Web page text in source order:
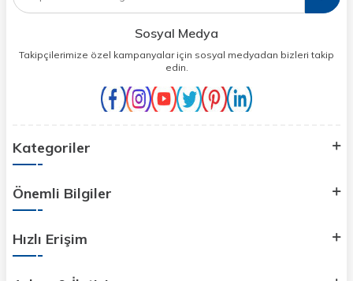
Sosyal Medya
Takipçilerimize özel kampanyalar için sosyal medyadan bizleri takip
edin.
Kategoriler
Önemli Bilgiler
Hızlı Erişim